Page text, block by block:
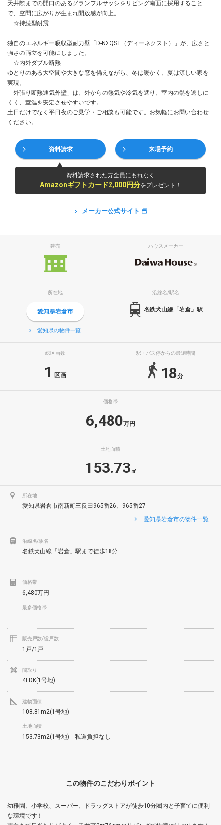
天井際までの開口のあるグランフルサッシをリビング南面に採用すること
で、空間に広がりが生まれ開放感が向上。
☆持続型耐震
独自のエネルギー吸収型耐力壁「D-NΣQST（ディーネクスト）」が、広さと
強さの両立を可能にしました。
☆内外ダブル断熱
ゆとりのある大空間や大きな窓を備えながら、冬は暖かく、夏は涼しい家を
実現。
「外張り断熱通気外壁」は、外からの熱気や冷気を遮り、室内の熱を逃しに
くく、室温を安定させやすいです。
土日だけでなく平日夜のご見学・ご相談も可能です。お気軽にお問い合わせ
ください。
資料請求 来場予約
資料請求された方全員にもれなく
Amazonギフトカード2,000円分をプレゼント！
メーカー公式サイト
建売 ハウスメーカー
所在地
愛知県岩倉市
愛知県の物件一覧
沿線名/駅名
名鉄犬山線「岩倉」駅
総区画数
1 区画
駅・バス停からの最短時間
18分
価格帯
6,480万円
土地面積
153.73 ㎡
所在地
愛知県岩倉市南新町三反田965番26、965番27
愛知県岩倉市の物件一覧
沿線名/駅名
名鉄犬山線「岩倉」駅まで徒歩18分
価格帯
6,480万円
最多価格帯
-
販売戸数/総戸数
1戸/1戸
間取り
4LDK(1号地)
建物面積
108.81m2(1号地)
土地面積
153.73m2(1号地) 私道負担なし
この物件のこだわりポイント
幼稚園、小学校、スーパー、ドラッグストアが徒歩10分圏内と子育てに便利
な環境です！